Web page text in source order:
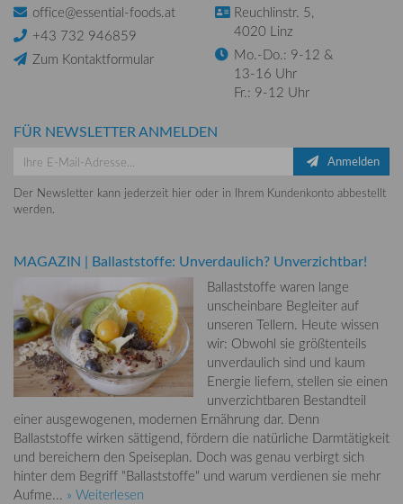
office@essential-foods.at
+43 732 946859
Zum Kontaktformular
Reuchlinstr. 5,
4020 Linz
Mo.-Do.: 9-12 &
13-16 Uhr
Fr.: 9-12 Uhr
FÜR NEWSLETTER ANMELDEN
Anmelden
Der Newsletter kann jederzeit hier oder in Ihrem Kundenkonto abbestellt
werden.
MAGAZIN | Ballaststoffe: Unverdaulich? Unverzichtbar!
Ballaststoffe waren lange
unscheinbare Begleiter auf
unseren Tellern. Heute wissen
wir: Obwohl sie größtenteils
unverdaulich sind und kaum
Energie liefern, stellen sie einen
unverzichtbaren Bestandteil
einer ausgewogenen, modernen Ernährung dar. Denn
Ballaststoffe wirken sättigend, fördern die natürliche Darmtätigkeit
und bereichern den Speiseplan. Doch was genau verbirgt sich
hinter dem Begriff "Ballaststoffe" und warum verdienen sie mehr
Aufme... » Weiterlesen